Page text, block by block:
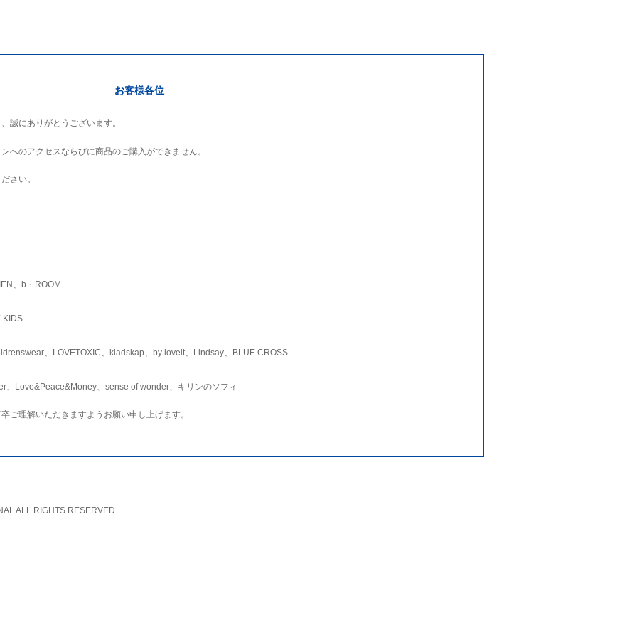
お客様各位
誠にありがとうございます。
へのアクセスならびに商品のご購入ができません。
さい。
、b・ROOM
KIDS
、LOVETOXIC、kladskap、by loveit、Lindsay、BLUE CROSS
、Love&Peace&Money、sense of wonder、キリンのソフィ
ご理解いただきますようお願い申し上げます。